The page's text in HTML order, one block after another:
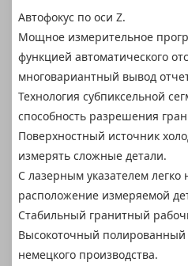
Автофокус по оси Z.
Мощное измерительное
функцией автоматического
многовариантный вывод
Технология субпиксельной
способность разрешения
Поверхностный источник
измерять сложные детали.
С лазерным указателем легко
расположение измеряемой
Стабильный гранитный
Высокоточный
немецкого производства.